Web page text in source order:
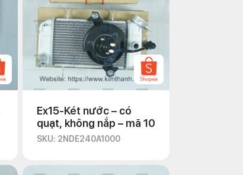
Ex15-Két nước – có
quạt, không nắp – mã 10
SKU: 2NDE240A1000